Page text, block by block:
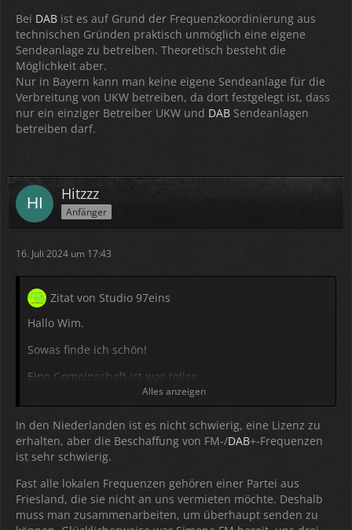
Bei DAB ist es auf Grund der Frequenzkoordinierung aus
technischen Gründen praktisch unmöglich eine eigene
Sendeanlage zu betreiben. Theoretisch besteht die
Möglichkeit aber.
Nur in Bayern kann man keine eigene Sendeanlage für die
Verbreitung von UKW betreiben, da dort festgelegt ist, dass
nur ein einziger Betreiber UKW und DAB Sendeanlagen
betreiben darf.
Hitzzz
Anfänger
16. Juli 2024 um 17:43
Zitat von Studio 97eins
Hallo Wim.
Sowas finde ich schön!
Eine Gemeinschaft ist was tolles.
War es für euch schwer eine Lizenz zu bekommen? Hier
in Deutschland ist es fast unmöglich eine FM und
Frequenz zu bekommen. Es ist zu teuer und es gibt viele
Einschränkungen sein Programm frei zu gestalten.
Nachrichten und eigene Berichte sind hier Pflicht.
Zudem ist es verboten eine eigene Sendeanlage zu zu
betreiben was die monatlichen Kosten sehr erhöht.
Alles anzeigen
In den Niederlanden ist es nicht schwierig, eine Lizenz zu
erhalten, aber die Beschaffung von FM-/DAB+-Frequenzen
ist sehr schwierig.
Fast alle lokalen Frequenzen gehören einer Partei aus
Friesland, die sie nicht an uns vermieten möchte. Deshalb
muss man zusammenarbeiten, um überhaupt senden zu